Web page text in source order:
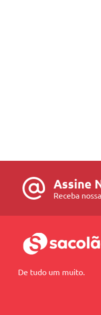
Assine
Receba
De tudo um muito.